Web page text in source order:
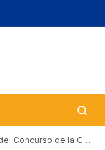
Celebra la FPMC la XXI edición del Concurso de la Canción Mexica…